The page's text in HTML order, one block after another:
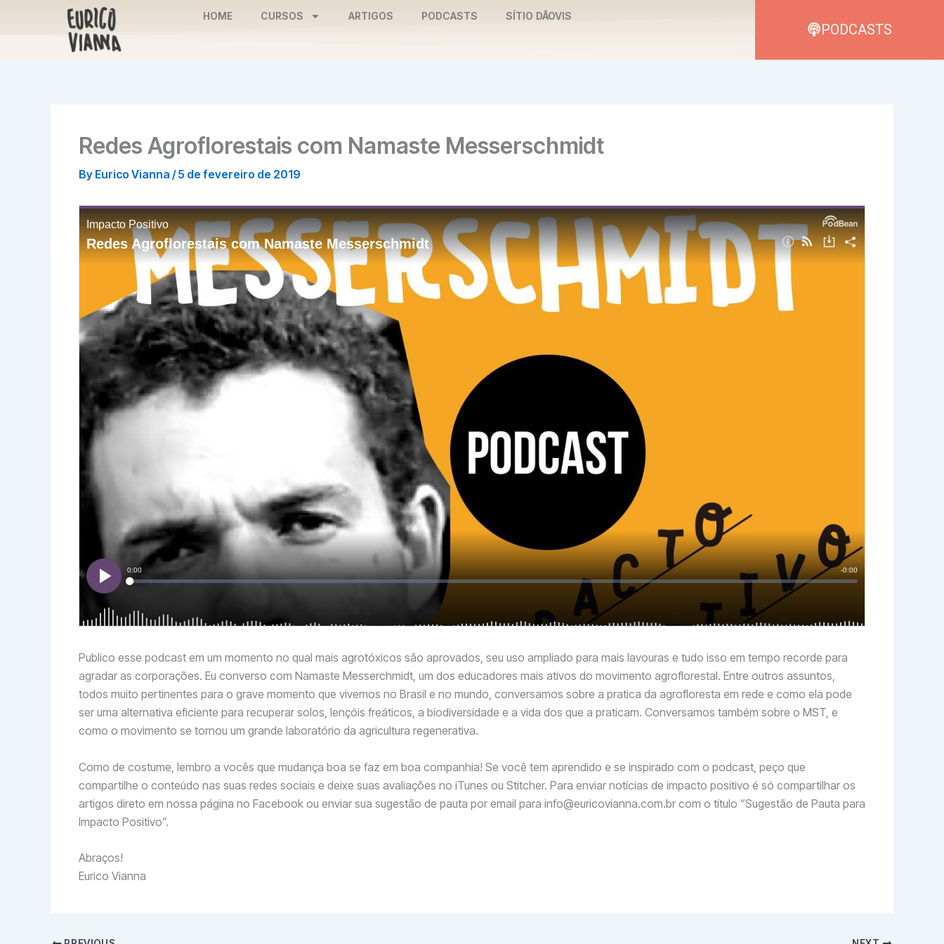
HOME CURSOS ARTIGOS PODCASTS SÍTIO DĀOVIS
PODCASTS
Redes Agroflorestais com Namaste Messerschmidt
By Eurico Vianna /5 de fevereiro de 2019
Publico esse podcast em um momento no qual mais agrotóxicos são aprovados, seu uso ampliado para mais lavouras e tudo isso em tempo recorde para
agradar as corporações. Eu converso com Namaste Messerchmidt, um dos educadores mais ativos do movimento agroflorestal. Entre outros assuntos,
todos muito pertinentes para o grave momento que vivemos no Brasil e no mundo, conversamos sobre a pratica da agrofloresta em rede e como ela pode
ser uma alternativa eficiente para recuperar solos, lençóis freáticos, a biodiversidade e a vida dos que a praticam. Conversamos também sobre o MST, e
como o movimento se tornou um grande laboratório da agricultura regenerativa.
Como de costume, lembro a vocês que mudança boa se faz em boa companhia! Se você tem aprendido e se inspirado com o podcast, peço que
compartilhe o conteúdo nas suas redes sociais e deixe suas avaliações no iTunes ou Stitcher. Para enviar notícias de impacto positivo é só compartilhar os
artigos direto em nossa página no Facebook ou enviar sua sugestão de pauta por email para info@euricovianna.com.br com o título “Sugestão de Pauta para
Impacto Positivo”.
Abraços!
Eurico Vianna